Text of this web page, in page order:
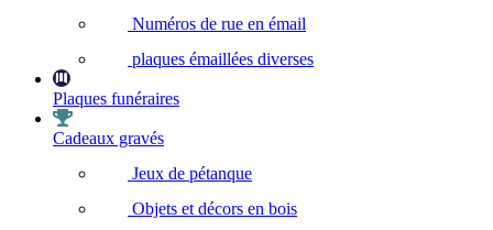
Numéros de rue en émail
plaques émaillées diverses
Plaques funéraires
Cadeaux gravés
Jeux de pétanque
Objets et décors en bois